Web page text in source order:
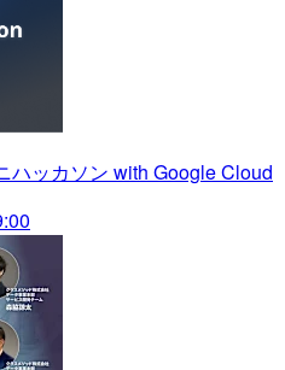
ハッカソン with Google Cloud